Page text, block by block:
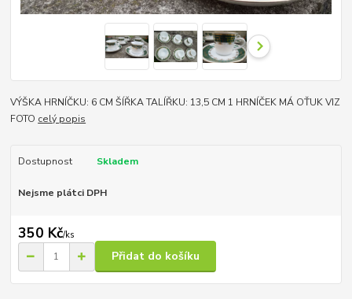
VÝŠKA HRNÍČKU: 6 CM ŠÍŘKA TALÍŘKU: 13,5 CM 1 HRNÍČEK MÁ OŤUK VIZ
FOTO celý popis
Dostupnost Skladem
Nejsme plátci DPH
350 Kč/ks
Přidat do košíku